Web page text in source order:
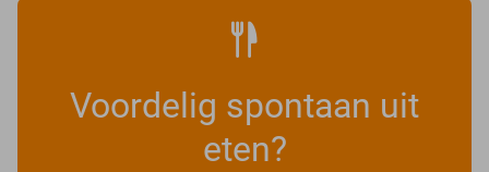
Voordelig spontaan uit
eten?